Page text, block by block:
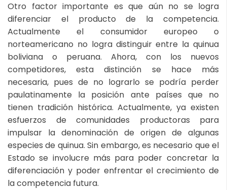
Otro factor importante es que aún no se logra
diferenciar el producto de la competencia.
Actualmente el consumidor europeo o
norteamericano no logra distinguir entre la quinua
boliviana o peruana. Ahora, con los nuevos
competidores, esta distinción se hace más
necesaria, pues de no lograrlo se podría perder
paulatinamente la posición ante países que no
tienen tradición histórica. Actualmente, ya existen
esfuerzos de comunidades productoras para
impulsar la denominación de origen de algunas
especies de quinua. Sin embargo, es necesario que el
Estado se involucre más para poder concretar la
diferenciación y poder enfrentar el crecimiento de
la competencia futura.